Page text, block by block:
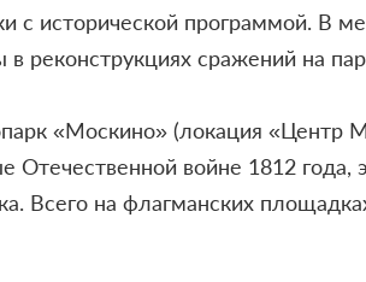
с исторической программой. В
в реконструкциях сражений на
«Москино» (локация «Центр
войне 1812 года,
Всего на флагманских